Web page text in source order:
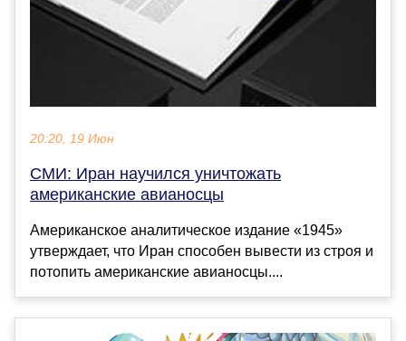
20:20, 19 Июн
СМИ: Иран научился уничтожать
американские авианосцы
Американское аналитическое издание «1945»
утверждает, что Иран способен вывести из строя и
потопить американские авианосцы....